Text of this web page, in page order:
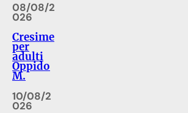
08/08/2
026
Cresime
per
adulti
Oppido
M.
10/08/2
026